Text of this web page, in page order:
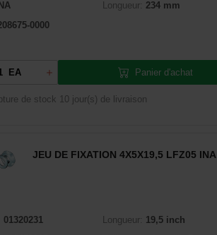
INA
0000
Longueur: 234 mm
EA Panier d'achat
de stock 10 jour(s) de livraison
JEU DE FIXATION 4X5X19,5 LFZ05 INA
01320231
Longueur: 19,5 inch